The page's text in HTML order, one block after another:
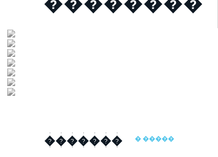
������� � �����